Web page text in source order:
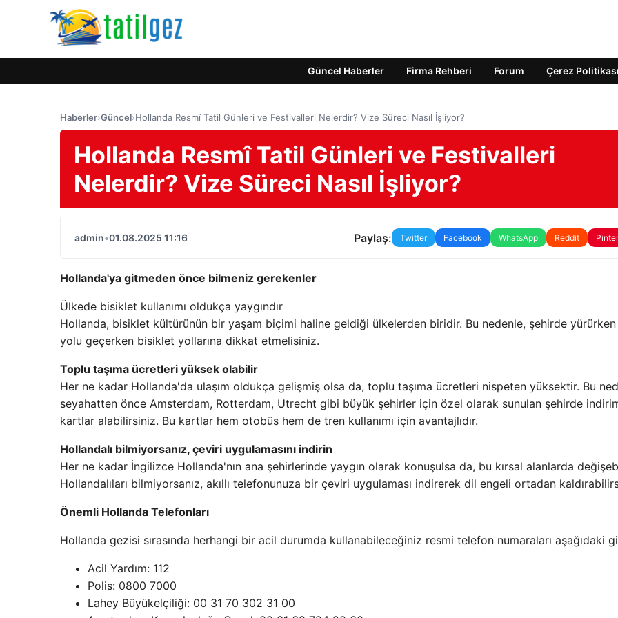
Güncel Haberler Firma Rehberi Forum Çerez Politikası
Haberler›Güncel›Hollanda Resmî Tatil Günleri ve Festivalleri Nelerdir? Vize Süreci Nasıl İşliyor?
Hollanda Resmî Tatil Günleri ve Festivalleri
Nelerdir? Vize Süreci Nasıl İşliyor?
admin•01.08.2025 11:16 Paylaş: Twitter Facebook WhatsApp Reddit
Hollanda'ya gitmeden önce bilmeniz gerekenler
Ülkede bisiklet kullanımı oldukça yaygındır
Hollanda, bisiklet kültürünün bir yaşam biçimi haline geldiği ülkelerden biridir. Bu nedenle, şehirde
yolu geçerken bisiklet yollarına dikkat etmelisiniz.
Toplu taşıma ücretleri yüksek olabilir
Her ne kadar Hollanda'da ulaşım oldukça gelişmiş olsa da, toplu taşıma ücretleri nispeten yüksektir. Bu
seyahatten önce Amsterdam, Rotterdam, Utrecht gibi büyük şehirler için özel olarak sunulan şehirde
kartlar alabilirsiniz. Bu kartlar hem otobüs hem de tren kullanımı için avantajlıdır.
Hollandalı bilmiyorsanız, çeviri uygulamasını indirin
Her ne kadar İngilizce Hollanda'nın ana şehirlerinde yaygın olarak konuşulsa da, bu kırsal alanlarda
Hollandalıları bilmiyorsanız, akıllı telefonunuza bir çeviri uygulaması indirerek dil engeli ortadan
Önemli Hollanda Telefonları
Hollanda gezisi sırasında herhangi bir acil durumda kullanabileceğiniz resmi telefon numaraları aşağıdaki
Acil Yardım: 112
Polis: 0800 7000
Lahey Büyükelçiliği: 00 31 70 302 31 00